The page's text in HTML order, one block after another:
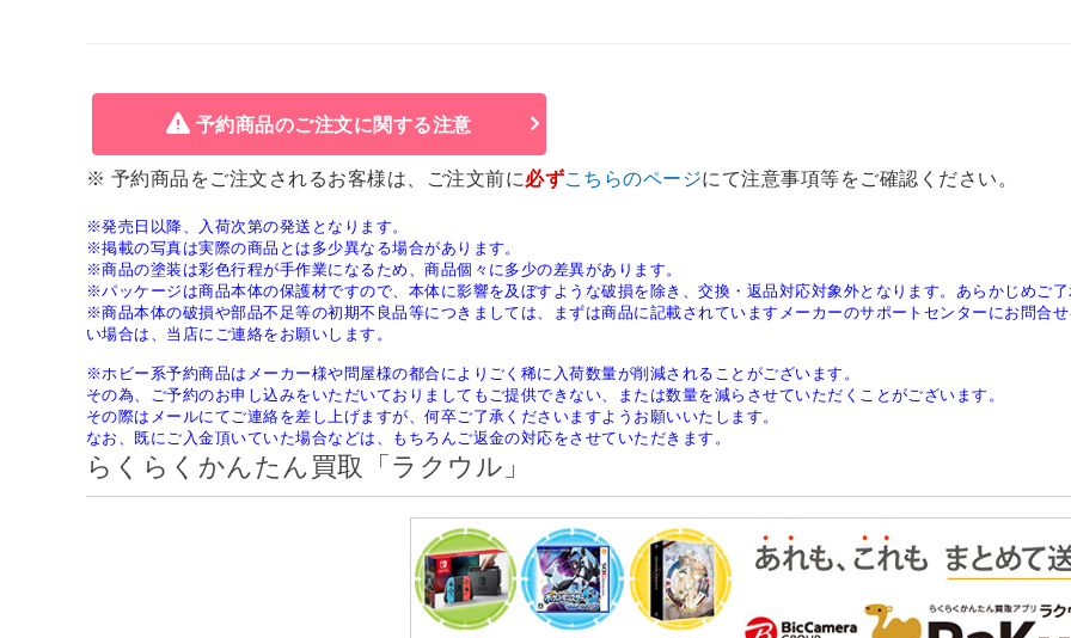
予約商品のご注文に関する注意
※ 予約商品をご注文されるお客様は、ご注文前に必ずこちらのページにて注意事項等をご確認ください。
※発売日以降、入荷次第の発送となります。
※掲載の写真は実際の商品とは多少異なる場合があります。
※商品の塗装は彩色行程が手作業になるため、商品個々に多少の差異があります。
※パッケージは商品本体の保護材ですので、本体に影響を及ぼすような破損を除き、交換・返品対応対象外となります。あらかじめご了
※商品本体の破損や部品不足等の初期不良品等につきましては、まずは商品に記載されていますメーカーのサポートセンターにお問合
い場合は、当店にご連絡をお願いします。
※ホビー系予約商品はメーカー様や問屋様の都合によりごく稀に入荷数量が削減されることがございます。
その為、ご予約のお申し込みをいただいておりましてもご提供できない、または数量を減らさせていただくことがございます。
その際はメールにてご連絡を差し上げますが、何卒ご了承くださいますようお願いいたします。
なお、既にご入金頂いていた場合などは、もちろんご返金の対応をさせていただきます。
らくらくかんたん買取「ラクウル」